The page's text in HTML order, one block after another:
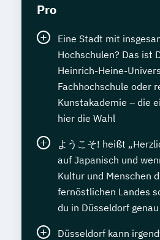
Pro
Eine Stadt mit
Hochschulen? Das ist
Heinrich-Heine-
Fachhochschule oder
Kunstakademie – die
hier die Wahl
ようこそ! heißt
auf Japanisch und
Kultur und Menschen
fernöstlichen Landes
du in Düsseldorf
Düsseldorf kann